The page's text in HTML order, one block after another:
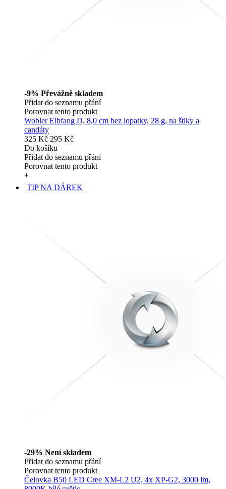
-9% Převážně skladem
Přidat do seznamu přání
Porovnat tento produkt
Wobler Elbfang D, 8,0 cm bez lopatky, 28 g, na štiky a
candáty
325 Kč 295 Kč
Do košíku
Přidat do seznamu přání
Porovnat tento produkt
+
TIP NA DÁREK
-29% Není skladem
Přidat do seznamu přání
Porovnat tento produkt
Čelovka B50 LED Cree XM-L2 U2, 4x XP-G2, 3000 lm,